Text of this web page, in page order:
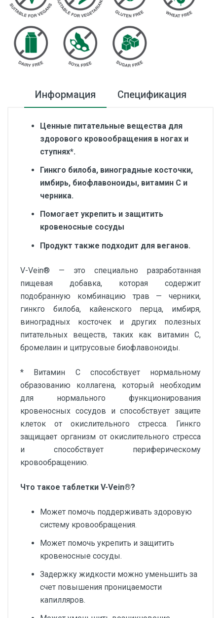
Информация Спецификация
Ценные питательные вещества для
здорового кровообращения в ногах и
ступнях*.
Гинкго билоба, виноградные косточки,
имбирь, биофлавоноиды, витамин С и
черника.
Помогает укрепить и защитить
кровеносные сосуды
Продукт также подходит для веганов.
V-Vein® — это специально разработанная
пищевая добавка, которая содержит
подобранную комбинацию трав — черники,
гинкго билоба, кайенского перца, имбиря,
виноградных косточек и других полезных
питательных веществ, таких как витамин С,
бромелаин и цитрусовые биофлавоноиды.
* Витамин С способствует нормальному
образованию коллагена, который необходим
для нормального функционирования
кровеносных сосудов и способствует защите
клеток от окислительного стресса. Гинкго
защищает организм от окислительного стресса
и способствует периферическому
кровообращению.
Что такое таблетки V-Vein®?
Может помочь поддерживать здоровую
систему кровообращения.
Может помочь укрепить и защитить
кровеносные сосуды.
Задержку жидкости можно уменьшить за
счет повышения проницаемости
капилляров.